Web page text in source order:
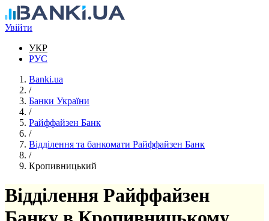
Перейти до основного вмісту
Увійти
УКР
РУС
Banki.ua
/
Банки України
/
Райффайзен Банк
/
Відділення та банкомати Райффайзен Банк
/
Кропивницький
Відділення Райффайзен